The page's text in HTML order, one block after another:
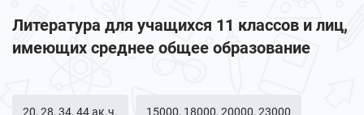
Литература для учащихся 11 классов и лиц,
имеющих среднее общее образование
20, 28, 34, 44 ак.ч. 15000, 18000, 20000, 23000